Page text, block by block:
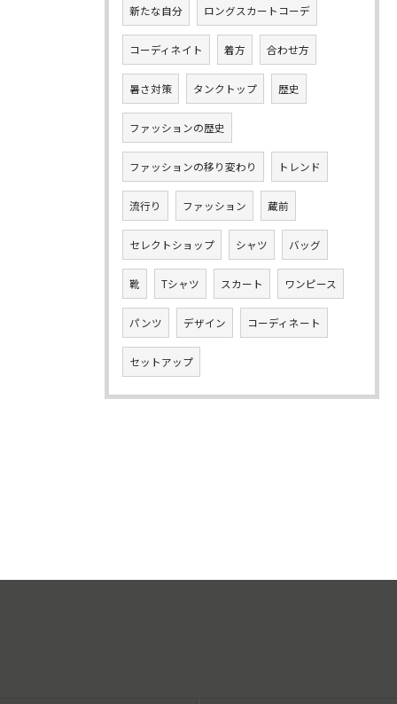
新たな自分 ロングスカートコーデ
コーディネイト 着方 合わせ方
暑さ対策 タンクトップ 歴史
ファッションの歴史
ファッションの移り変わり トレンド
流行り ファッション 蔵前
セレクトショップ シャツ バッグ
靴 Tシャツ スカート ワンピース
パンツ デザイン コーディネート
セットアップ